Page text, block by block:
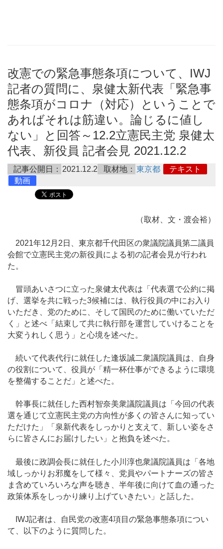
改憲での緊急事態条項について、IWJ
記者の質問に、泉健太新代表「緊急事
態条項がコロナ（対応）ということで
あればそれは筋違い。論じるに値し
ない」と回答～12.2立憲民主党 泉健太
代表、新役員 記者会見 2021.12.2
記事公開日： 2021.12.2 取材地： 東京都
テキスト
動画
（取材、文・渡会裕）
2021年12月2日、東京都千代田区の衆議院議員第二議員
会館で立憲民主党の新役員による初の記者会見が行われ
た。
冒頭あいさつに立った泉健太代表は「代表選で公約に掲
げ、選挙を共に戦った3候補には、執行役員の中にお入り
いただき、党のために、そして国民のために働いていただ
く」と述べ「結束して共に執行部を運営していけることを
大変うれしく思う」と心境を述べた。
続いて代表代行に就任した逢坂誠二衆議院議員は、自身
の役割について、役員が「精一杯仕事ができるように環境
を整備することだ」と述べた。
幹事長に就任した西村智奈美衆議院議員は「今回の代表
選を通じて立憲民主党の方向性が多くの皆さんに知ってい
ただけた」「泉新代表をしっかりと支えて、新しい姿をさ
らに皆さんにお届けしたい」と抱負を述べた。
最後に政調会長に就任した小川淳也衆議院議員は「各地
域しっかりお邪魔をして様々、党員やパートナーズの皆さ
ま含めていろいろな声を聴き、半年後に向けて血の通った
政策体系をしっかり練り上げていきたい」と話した。
IWJ記者は、自民党の改憲4項目の緊急事態条項につい
て、以下のように質問した。